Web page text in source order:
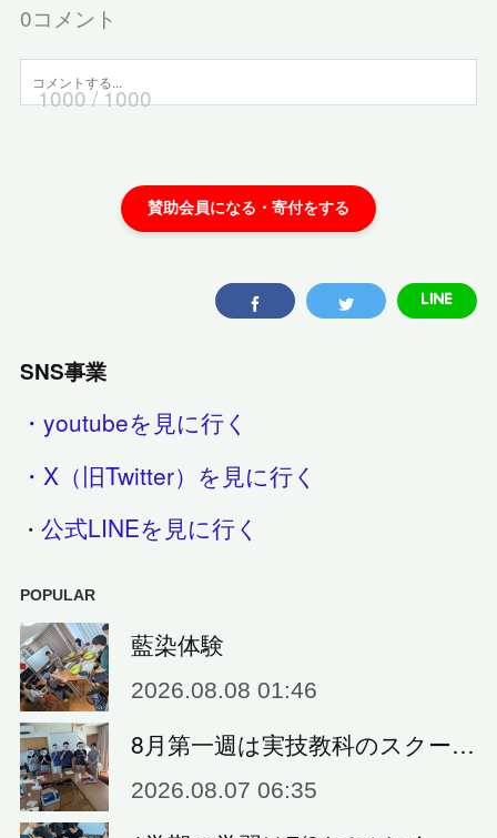
0コメント
1000/ 1000
SNS事業
・youtubeを見に行く
・X（旧Twitter）を見に行く
・公式LINEを見に行く
POPULAR
藍染体験
2026.08.08 01:46
8月第一週は実技教科のスクー…
2026.08.07 06:35